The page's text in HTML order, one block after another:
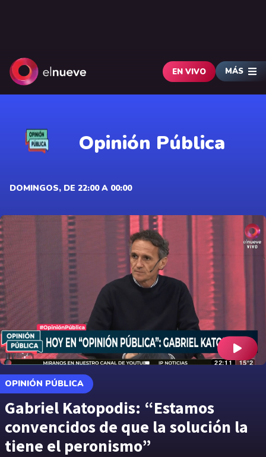
EN VIVO MÁS
Opinión Pública
DOMINGOS, DE 22:00 A 00:00
OPINIÓN PÚBLICA
Gabriel Katopodis: “Estamos
convencidos de que la solución la
tiene el peronismo”